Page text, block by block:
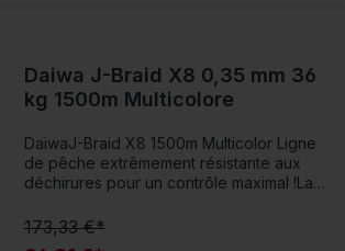
Daiwa J-Braid X8 0,35 mm 36
kg 1500m Multicolore
DaiwaJ-Braid X8 1500m Multicolor Ligne
de pêche extrêmement résistante aux
déchirures pour un contrôle maximal !La
normes de qualité les plus élevées et aux
exigences les plus strictes.Avec cette
173,33 €*